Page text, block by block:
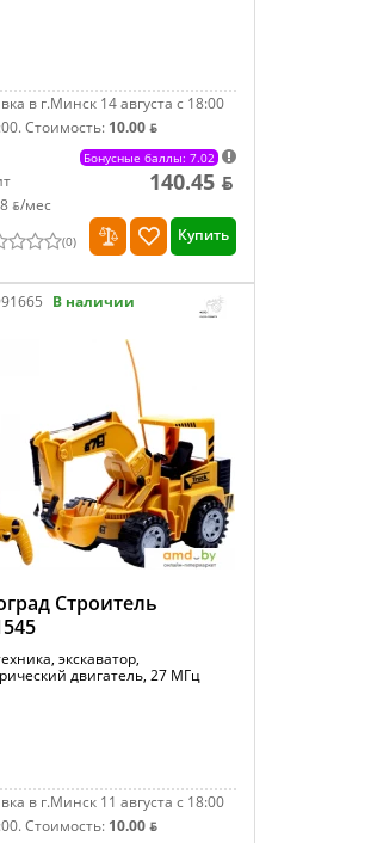
в г.Минск 14 августа с 18:00
Стоимость: 10.00 ƃ
Бонусные баллы: 7.02
ƃ/мec
140.45 ƃ
(0) Купить
В наличии
Строитель
экскаватор,
двигатель, 27 МГц
в г.Минск 11 августа с 18:00
Стоимость: 10.00 ƃ